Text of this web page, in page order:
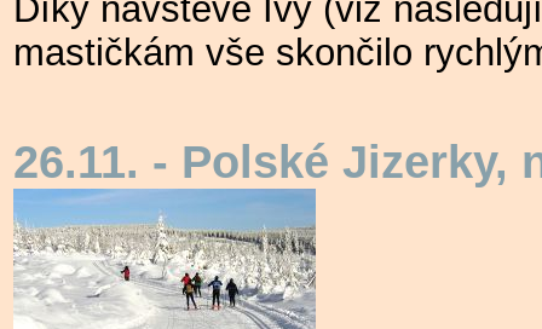
Díky návštěvě Ivy (viz
mastičkám vše skončilo
26.11. - Polské Jizerky,